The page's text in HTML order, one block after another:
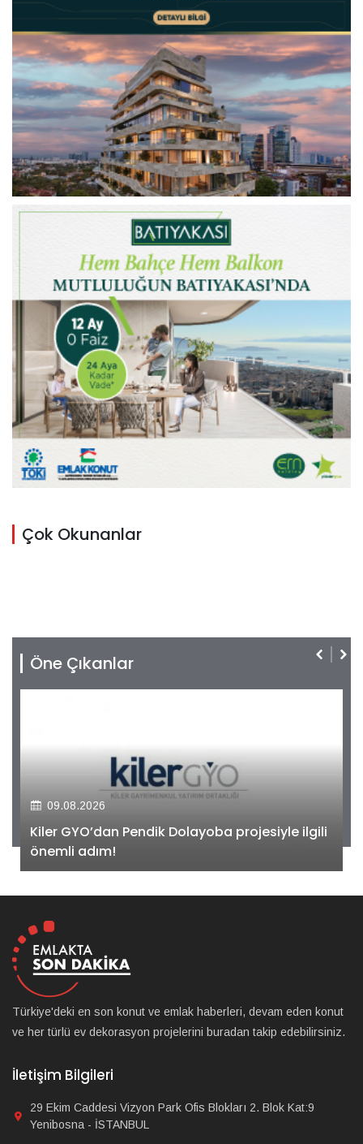
Çok Okunanlar
Öne Çıkanlar
09.08.2026
Kiler GYO’dan Pendik Dolayoba projesiyle ilgili
önemli adım!
Türkiye'deki en son konut ve emlak haberleri, devam eden konut
ve her türlü ev dekorasyon projelerini buradan takip edebilirsiniz.
İletişim Bilgileri
29 Ekim Caddesi Vizyon Park Ofis Blokları 2. Blok Kat:9
Yenibosna - İSTANBUL